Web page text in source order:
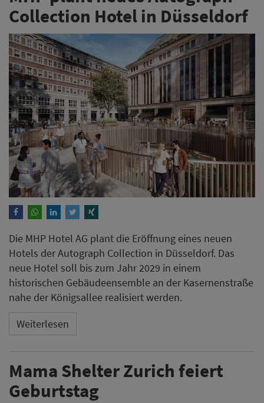
Collection Hotel in Düsseldorf
Die MHP Hotel AG plant die Eröffnung eines neuen
Hotels der Autograph Collection in Düsseldorf. Das
neue Hotel soll bis zum Jahr 2029 in einem
historischen Gebäudeensemble an der Kasernenstraße
nahe der Königsallee realisiert werden.
Weiterlesen
Mama Shelter Zurich feiert
Geburtstag